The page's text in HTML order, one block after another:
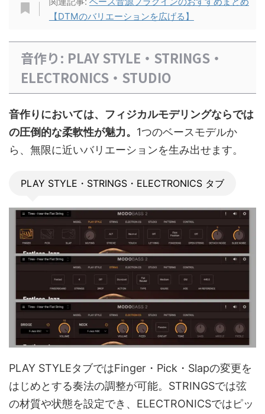
【DTMのバリエーションを広げる】
音作り: PLAY STYLE・STRINGS・
ELECTRONICS・STUDIO
音作りにおいては、フィジカルモデリングならでは
の圧倒的な柔軟性が魅力。 1つのベースモデルか
ら、無限に近いバリエーションを生み出せます。
PLAY STYLE・STRINGS・ELECTRONICS タブ
PLAY STYLEタブではFinger・Pick・Slapの変更を
はじめとする奏法の調整が可能。STRINGSでは弦
の材質や状態を設定でき、ELECTRONICSではピッ